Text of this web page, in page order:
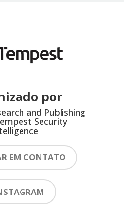
por
and Publishing
Security
EM CONTATO